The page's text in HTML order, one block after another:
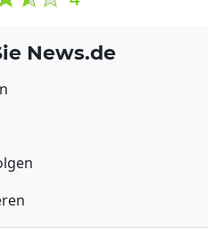
News.de